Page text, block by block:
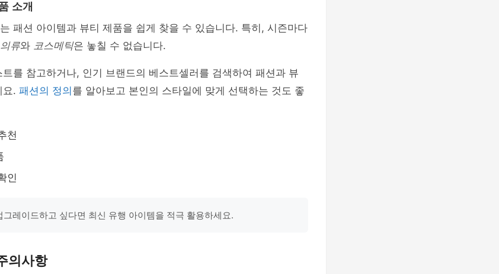
소개
패션 아이템과 뷰티 제품을 쉽게 찾을 수 있습니다. 특히, 시즌마다
류와 코스메틱은 놓칠 수 없습니다.
를 참고하거나, 인기 브랜드의 베스트셀러를 검색하여 패션과 뷰
요. 패션의 정의 를 알아보고 본인의 스타일에 맞게 선택하는 것도 좋
천
인
레이드하고 싶다면 최신 유행 아이템을 적극 활용하세요.
의사항